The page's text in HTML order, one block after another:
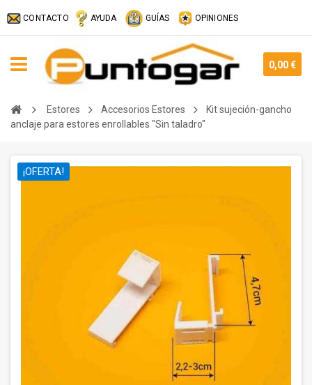
CONTACTO AYUDA GUÍAS OPINIONES
0,00 €
Estores Accesorios Estores
Kit sujeción-gancho
anclaje para estores enrollables "Sin taladro"
¡OFERTA!